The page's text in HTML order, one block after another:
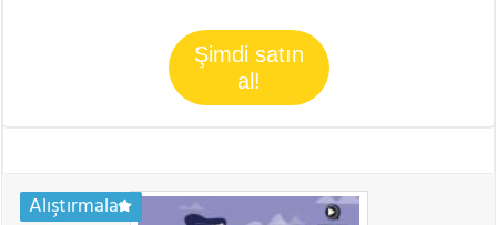
Şimdi satın
al!
Alıştırmalar